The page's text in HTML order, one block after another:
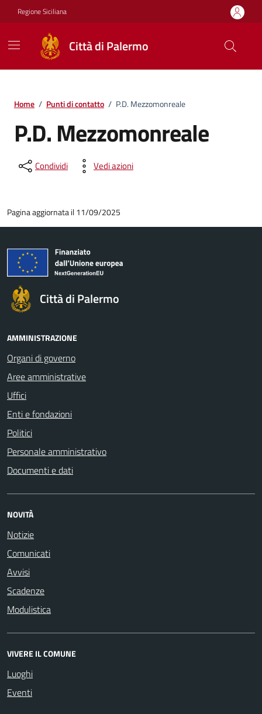
Vai ai contenuti
Vai al footer
Regione Siciliana
Città di Palermo
Home / Punti di contatto / P.D. Mezzomonreale
P.D. Mezzomonreale
Condividi Vedi azioni
Pagina aggiornata il 11/09/2025
Città di Palermo
AMMINISTRAZIONE
Organi di governo
Aree amministrative
Uffici
Enti e fondazioni
Politici
Personale amministrativo
Documenti e dati
NOVITÀ
Notizie
Comunicati
Avvisi
Scadenze
Modulistica
VIVERE IL COMUNE
Luoghi
Eventi